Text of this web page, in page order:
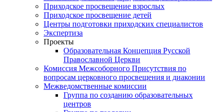
Приходское просвещение взрослых
Приходское просвещение детей
Центры подготовки приходских специалистов
Экспертиза
Проекты
Образовательная Концепция Русской
Православной Церкви
Комиссия Межсоборного Присутствия по
вопросам церковного просвещения и диаконии
Межведомственные комиссии
Группа по созданию образовательных
центров